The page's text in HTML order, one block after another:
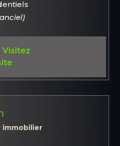
Visitez
immobilier